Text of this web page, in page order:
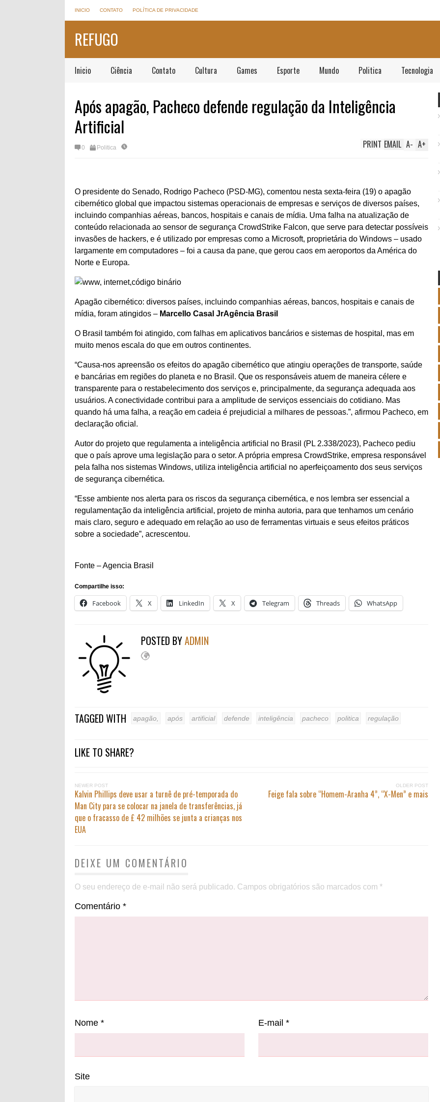
INICIO CONTATO POLÍTICA DE PRIVACIDADE
REFUGO
Inicio Ciência Contato Cultura Games Esporte Mundo Politica Tecnologia
Após apagão, Pacheco defende regulação da Inteligência
Artificial
0 Politica A+
A-
EMAIL
PRINT
O presidente do Senado, Rodrigo Pacheco (PSD-MG), comentou nesta sexta-feira (19) o apagão
cibernético global que impactou sistemas operacionais de empresas e serviços de diversos países,
incluindo companhias aéreas, bancos, hospitais e canais de mídia. Uma falha na atualização de
conteúdo relacionada ao sensor de segurança CrowdStrike Falcon, que serve para detectar possíveis
invasões de hackers, e é utilizado por empresas como a Microsoft, proprietária do Windows – usado
largamente em computadores – foi a causa da pane, que gerou caos em aeroportos da América do
Norte e Europa.
Apagão cibernético: diversos países, incluindo companhias aéreas, bancos, hospitais e canais de
mídia, foram atingidos – Marcello Casal JrAgência Brasil
O Brasil também foi atingido, com falhas em aplicativos bancários e sistemas de hospital, mas em
muito menos escala do que em outros continentes.
“Causa-nos apreensão os efeitos do apagão cibernético que atingiu operações de transporte, saúde
e bancárias em regiões do planeta e no Brasil. Que os responsáveis atuem de maneira célere e
transparente para o restabelecimento dos serviços e, principalmente, da segurança adequada aos
usuários. A conectividade contribui para a amplitude de serviços essenciais do cotidiano. Mas
quando há uma falha, a reação em cadeia é prejudicial a milhares de pessoas.”, afirmou Pacheco, em
declaração oficial.
Autor do projeto que regulamenta a inteligência artificial no Brasil (PL 2.338/2023), Pacheco pediu
que o país aprove uma legislação para o setor. A própria empresa CrowdStrike, empresa responsável
pela falha nos sistemas Windows, utiliza inteligência artificial no aperfeiçoamento dos seus serviços
de segurança cibernética.
“Esse ambiente nos alerta para os riscos da segurança cibernética, e nos lembra ser essencial a
regulamentação da inteligência artificial, projeto de minha autoria, para que tenhamos um cenário
mais claro, seguro e adequado em relação ao uso de ferramentas virtuais e seus efeitos práticos
sobre a sociedade”, acrescentou.
Fonte – Agencia Brasil
Compartilhe isso:
Facebook X LinkedIn X Telegram Threads WhatsApp
POSTED BYADMIN
TAGGED WITH apagão, após artificial defende inteligência pacheco politica regulação
LIKE TO SHARE?
NEWER POST
Kalvin Phillips deve usar a turnê de pré-temporada do
Man City para se colocar na janela de transferências, já
que o fracasso de £ 42 milhões se junta a crianças nos
EUA
OLDER POST
Feige fala sobre “Homem-Aranha 4”, “X-Men” e mais
DEIXE UM COMENTÁRIO
O seu endereço de e-mail não será publicado. Campos obrigatórios são marcados com *
Comentário *
Nome * E-mail*
Site